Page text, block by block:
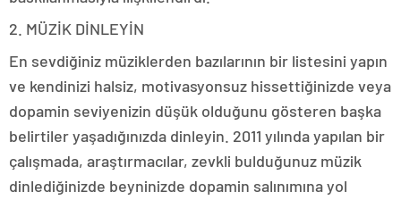
2. MÜZİK DİNLEYİN
En sevdiğiniz müziklerden bazılarının bir listesini yapın
ve kendinizi halsiz, motivasyonsuz hissettiğinizde veya
dopamin seviyenizin düşük olduğunu gösteren başka
belirtiler yaşadığınızda dinleyin. 2011 yılında yapılan bir
çalışmada, araştırmacılar, zevkli bulduğunuz müzik
dinlediğinizde beyninizde dopamin salınımına yol